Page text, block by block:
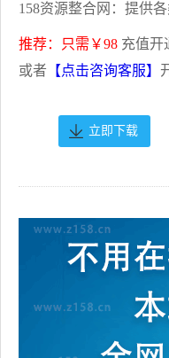
158资源整合网：提供
推荐：只需￥98 充值开
或者 【点击咨询客服】
立即下载